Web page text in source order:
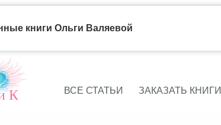
К ВСЕ СТАТЬИ ЗАКАЗАТЬ КНИГИ
книги Ольги Валяевой